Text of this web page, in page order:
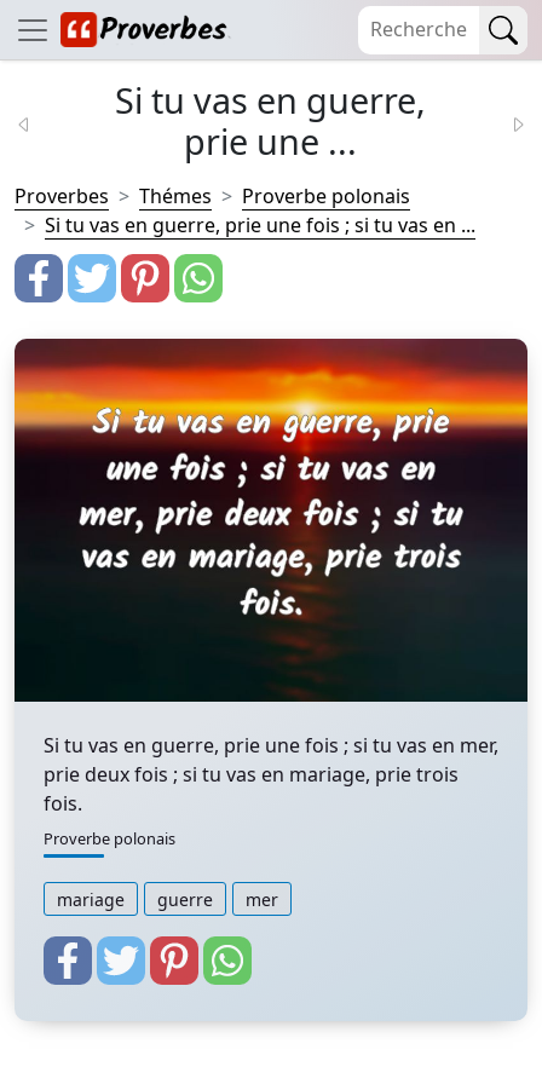
Si tu vas en guerre,
prie une ...
Proverbes Thémes
Proverbe polonais
Si tu vas en guerre, prie une fois ; si tu vas en ...
Si tu vas en guerre, prie une fois ; si tu vas en mer,
prie deux fois ; si tu vas en mariage, prie trois
fois.
Proverbe polonais
mariage guerre mer